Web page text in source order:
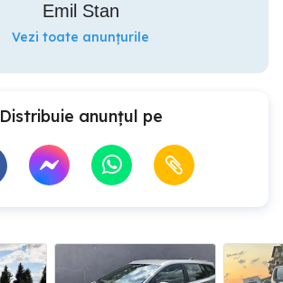
Emil Stan
Vezi toate anunțurile
Distribuie anunțul pe